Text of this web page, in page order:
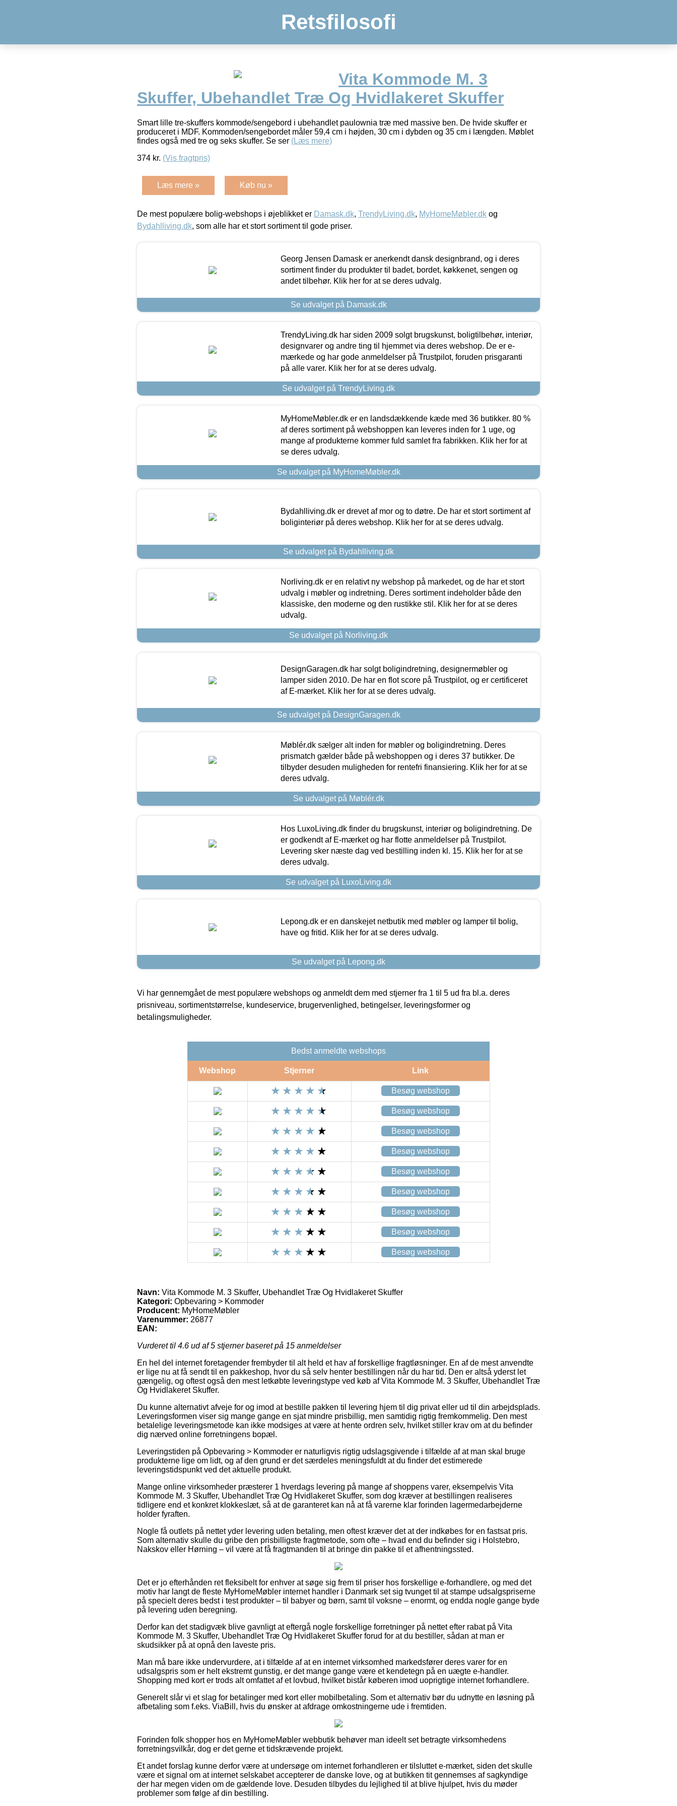
Retsfilosofi
Vita Kommode M. 3
Skuffer, Ubehandlet Træ Og Hvidlakeret Skuffer
Smart lille tre-skuffers kommode/sengebord i ubehandlet paulownia træ med massive ben. De hvide skuffer er
produceret i MDF. Kommoden/sengebordet måler 59,4 cm i højden, 30 cm i dybden og 35 cm i længden. Møblet
findes også med tre og seks skuffer. Se ser (Læs mere)
374 kr. (Vis fragtpris)
Læs mere » Køb nu »
De mest populære bolig-webshops i øjeblikket er Damask.dk, TrendyLiving.dk, MyHomeMøbler.dk og
Bydahlliving.dk, som alle har et stort sortiment til gode priser.
Georg Jensen Damask er anerkendt dansk designbrand, og i deres
sortiment finder du produkter til badet, bordet, køkkenet, sengen og
andet tilbehør. Klik her for at se deres udvalg.
Se udvalget på Damask.dk
TrendyLiving.dk har siden 2009 solgt brugskunst, boligtilbehør, interiør,
designvarer og andre ting til hjemmet via deres webshop. De er e-
mærkede og har gode anmeldelser på Trustpilot, foruden prisgaranti
på alle varer. Klik her for at se deres udvalg.
Se udvalget på TrendyLiving.dk
MyHomeMøbler.dk er en landsdækkende kæde med 36 butikker. 80 %
af deres sortiment på webshoppen kan leveres inden for 1 uge, og
mange af produkterne kommer fuld samlet fra fabrikken. Klik her for at
se deres udvalg.
Se udvalget på MyHomeMøbler.dk
Bydahlliving.dk er drevet af mor og to døtre. De har et stort sortiment af
boliginteriør på deres webshop. Klik her for at se deres udvalg.
Se udvalget på Bydahlliving.dk
Norliving.dk er en relativt ny webshop på markedet, og de har et stort
udvalg i møbler og indretning. Deres sortiment indeholder både den
klassiske, den moderne og den rustikke stil. Klik her for at se deres
udvalg.
Se udvalget på Norliving.dk
DesignGaragen.dk har solgt boligindretning, designermøbler og
lamper siden 2010. De har en flot score på Trustpilot, og er certificeret
af E-mærket. Klik her for at se deres udvalg.
Se udvalget på DesignGaragen.dk
Møblér.dk sælger alt inden for møbler og boligindretning. Deres
prismatch gælder både på webshoppen og i deres 37 butikker. De
tilbyder desuden muligheden for rentefri finansiering. Klik her for at se
deres udvalg.
Se udvalget på Møblér.dk
Hos LuxoLiving.dk finder du brugskunst, interiør og boligindretning. De
er godkendt af E-mærket og har flotte anmeldelser på Trustpilot.
Levering sker næste dag ved bestilling inden kl. 15. Klik her for at se
deres udvalg.
Se udvalget på LuxoLiving.dk
Lepong.dk er en danskejet netbutik med møbler og lamper til bolig,
have og fritid. Klik her for at se deres udvalg.
Se udvalget på Lepong.dk
Vi har gennemgået de mest populære webshops og anmeldt dem med stjerner fra 1 til 5 ud fra bl.a. deres
prisniveau, sortimentstørrelse, kundeservice, brugervenlighed, betingelser, leveringsformer og
betalingsmuligheder.
Bedst anmeldte webshops
Webshop Stjerner Link
Besøg webshop
Besøg webshop
Besøg webshop
Besøg webshop
Besøg webshop
Besøg webshop
Besøg webshop
Besøg webshop
Besøg webshop
Navn: Vita Kommode M. 3 Skuffer, Ubehandlet Træ Og Hvidlakeret Skuffer
Kategori: Opbevaring > Kommoder
Producent: MyHomeMøbler
Varenummer: 26877
EAN:
Vurderet til 4.6 ud af 5 stjerner baseret på 15 anmeldelser
En hel del internet foretagender frembyder til alt held et hav af forskellige fragtløsninger. En af de mest anvendte
er lige nu at få sendt til en pakkeshop, hvor du så selv henter bestillingen når du har tid. Den er altså yderst let
gængelig, og oftest også den mest letkøbte leveringstype ved køb af Vita Kommode M. 3 Skuffer, Ubehandlet Træ
Og Hvidlakeret Skuffer.
Du kunne alternativt afveje for og imod at bestille pakken til levering hjem til dig privat eller ud til din arbejdsplads.
Leveringsformen viser sig mange gange en sjat mindre prisbillig, men samtidig rigtig fremkommelig. Den mest
betalelige leveringsmetode kan ikke modsiges at være at hente ordren selv, hvilket stiller krav om at du befinder
dig nærved online forretningens bopæl.
Leveringstiden på Opbevaring > Kommoder er naturligvis rigtig udslagsgivende i tilfælde af at man skal bruge
produkterne lige om lidt, og af den grund er det særdeles meningsfuldt at du finder det estimerede
leveringstidspunkt ved det aktuelle produkt.
Mange online virksomheder præsterer 1 hverdags levering på mange af shoppens varer, eksempelvis Vita
Kommode M. 3 Skuffer, Ubehandlet Træ Og Hvidlakeret Skuffer, som dog kræver at bestillingen realiseres
tidligere end et konkret klokkeslæt, så at de garanteret kan nå at få varerne klar forinden lagermedarbejderne
holder fyraften.
Nogle få outlets på nettet yder levering uden betaling, men oftest kræver det at der indkøbes for en fastsat pris.
Som alternativ skulle du gribe den prisbilligste fragtmetode, som ofte – hvad end du befinder sig i Holstebro,
Nakskov eller Hørning – vil være at få fragtmanden til at bringe din pakke til et afhentningssted.
Det er jo efterhånden ret fleksibelt for enhver at søge sig frem til priser hos forskellige e-forhandlere, og med det
motiv har langt de fleste MyHomeMøbler internet handler i Danmark set sig tvunget til at stampe udsalgspriserne
på specielt deres bedst i test produkter – til babyer og børn, samt til voksne – enormt, og endda nogle gange byde
på levering uden beregning.
Derfor kan det stadigvæk blive gavnligt at eftergå nogle forskellige forretninger på nettet efter rabat på Vita
Kommode M. 3 Skuffer, Ubehandlet Træ Og Hvidlakeret Skuffer forud for at du bestiller, sådan at man er
skudsikker på at opnå den laveste pris.
Man må bare ikke undervurdere, at i tilfælde af at en internet virksomhed markedsfører deres varer for en
udsalgspris som er helt ekstremt gunstig, er det mange gange være et kendetegn på en uægte e-handler.
Shopping med kort er trods alt omfattet af et lovbud, hvilket bistår køberen imod uoprigtige internet forhandlere.
Generelt slår vi et slag for betalinger med kort eller mobilbetaling. Som et alternativ bør du udnytte en løsning på
afbetaling som f.eks. ViaBill, hvis du ønsker at afdrage omkostningerne ude i fremtiden.
Forinden folk shopper hos en MyHomeMøbler webbutik behøver man ideelt set betragte virksomhedens
forretningsvilkår, dog er det gerne et tidskrævende projekt.
Et andet forslag kunne derfor være at undersøge om internet forhandleren er tilsluttet e-mærket, siden det skulle
være et signal om at internet selskabet accepterer de danske love, og at butikken tit gennemses af sagkyndige
der har megen viden om de gældende love. Desuden tilbydes du lejlighed til at blive hjulpet, hvis du møder
problemer som følge af din bestilling.